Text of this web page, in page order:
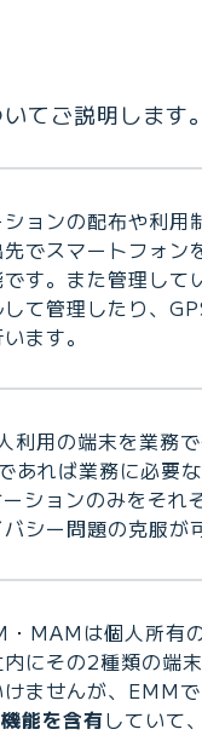
てご説明します。
ョンの配布や利用
でスマートフォン
す。また管理して
て管理したり、
ます。
用の端末を業務
あれば業務に必要
ションのみをそれ
シー問題の克服が
MAMは個人所有
にその2種類の端
ませんが、EMM
能を含有していて